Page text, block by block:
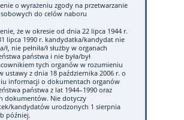
o wyrażeniu zgody na przetwarzanie
do celów naboru
że w okresie od dnia 22 lipca 1944 r.
lipca 1990 r. kandydatka/kandydat nie
ł, nie pełniła/ł służby w organach
państwa i nie była/był
tych organów w rozumieniu
ustawy z dnia 18 października 2006 r. o
informacji o dokumentach organów
państwa z lat 1944–1990 oraz
dokumentów. Nie dotyczy
kandydatów urodzonych 1 sierpnia
później.